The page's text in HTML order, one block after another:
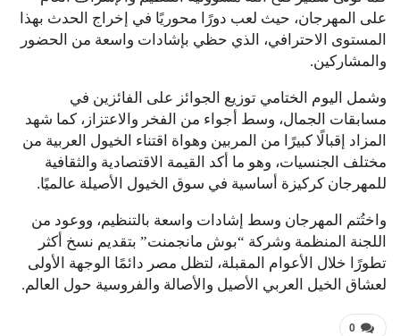
على المهرجان، حيث لعب دورًا محوريًا في إخراج الحدث بهذا
المستوى الاحترافي، الذي حظي بإشادات واسعة من الحضور
والمشاركين.
وشمل اليوم الختامي توزيع الجوائز على الفائزين في
مسابقات الجمال، وسط أجواء من الفخر والاعتزاز، كما شهد
المزاد إقبالًا كبيرًا من المربين وهواة اقتناء الخيول العربية من
مختلف الجنسيات، وهو ما أكد القيمة الاقتصادية والثقافية
للمهرجان كركيزة أساسية في سوق الخيول الأصيلة عالميًا.
واختُتم المهرجان وسط إشادات واسعة بالتنظيم، ووعود من
اللجنة المنظمة وشركة “بوش مانجمنت” بتقديم نسخ أكثر
تطورًا خلال الأعوام المقبلة، لتظل مصر دائمًا الوجهة الأولى
لعشاق الخيل العربي الأصيل والأصالة والفروسية حول العالم.
0